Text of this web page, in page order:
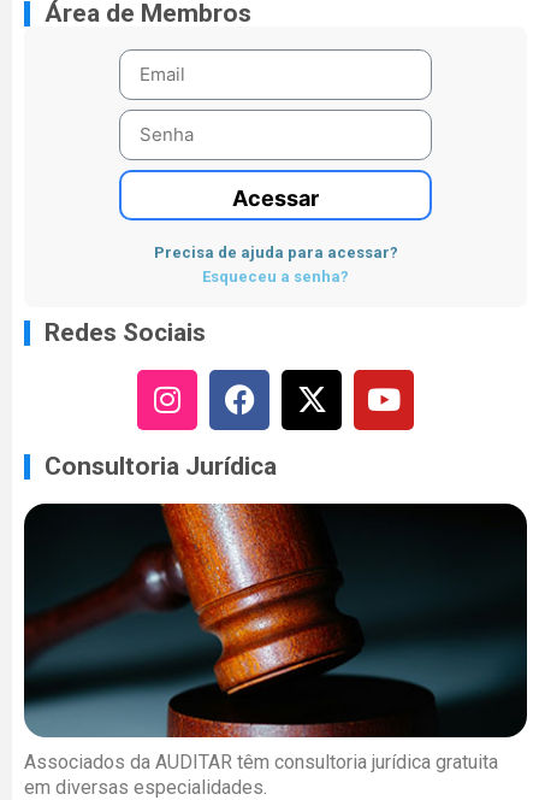
Área de Membros
Acessar
Precisa de ajuda para acessar?
Esqueceu a senha?
Redes Sociais
Consultoria Jurídica
Associados da AUDITAR têm consultoria jurídica gratuita
em diversas especialidades.